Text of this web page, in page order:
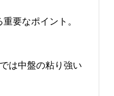
要なポイント。
は中盤の粘り強い